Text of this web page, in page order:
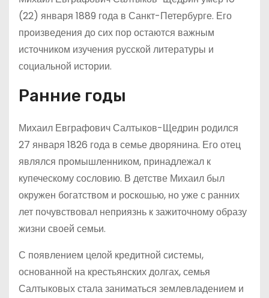
(22) января 1889 года в Санкт-Петербурге. Его
произведения до сих пор остаются важным
источником изучения русской литературы и
социальной истории.
Ранние годы
Михаил Евграфович Салтыков-Щедрин родился
27 января 1826 года в семье дворянина. Его отец
являлся промышленником, принадлежал к
купеческому сословию. В детстве Михаил был
окружен богатством и роскошью, но уже с ранних
лет почувствовал неприязнь к зажиточному образу
жизни своей семьи.
С появлением целой кредитной системы,
основанной на крестьянских долгах, семья
Салтыковых стала заниматься землевладением и